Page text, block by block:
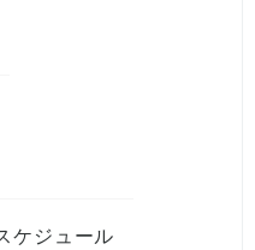
ケジュール